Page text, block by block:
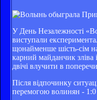
У День Незалежності
виступали
щонайменше шість-сім
карний майданчик зліва
двічі влучити в
Після відпочинку
перемогою волинян - 1:0